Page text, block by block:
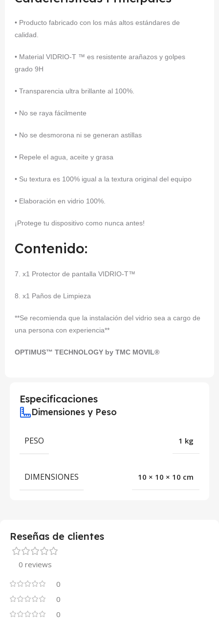
• Producto fabricado con los más altos estándares de
calidad.
• Material VIDRIO-T ™ es resistente arañazos y golpes
grado 9H
• Transparencia ultra brillante al 100%.
• No se raya fácilmente
• No se desmorona ni se generan astillas
• Repele el agua, aceite y grasa
• Su textura es 100% igual a la textura original del equipo
• Elaboración en vidrio 100%.
¡Protege tu dispositivo como nunca antes!
Contenido:
7. x1 Protector de pantalla VIDRIO-T™
8. x1 Paños de Limpieza
**Se recomienda que la instalación del vidrio sea a cargo de
una persona con experiencia**
OPTIMUS™ TECHNOLOGY by TMC MOVIL®
Especificaciones
Dimensiones y Peso
PESO 1 kg
DIMENSIONES 10 × 10 × 10 cm
Reseñas de clientes
0 reviews
0
0
0